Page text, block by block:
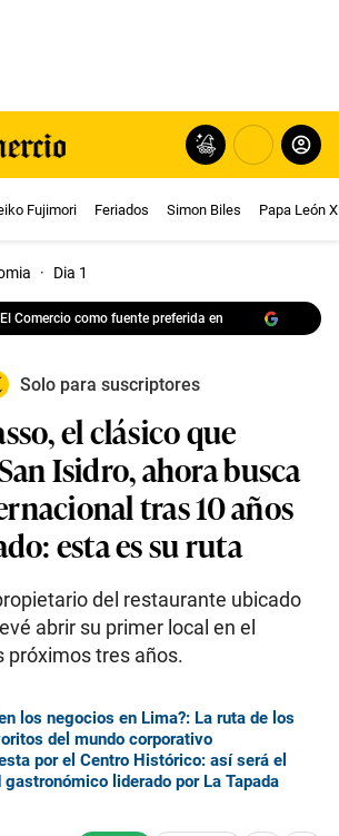
Fujimori Feriados Simon Biles Papa León
· Dia 1
Comercio como fuente preferida en
Solo para suscriptores
el clásico que
Isidro, ahora busca
tras 10 años
esta es su ruta
del restaurante ubicado
abrir su primer local en el
próximos tres años.
los negocios en Lima?: La ruta de los
del mundo corporativo
por el Centro Histórico: así será el
liderado por La Tapada